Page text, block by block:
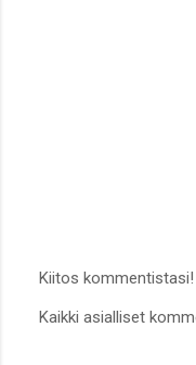
ä
Kiitos kommentistasi!
Kaikki asialliset